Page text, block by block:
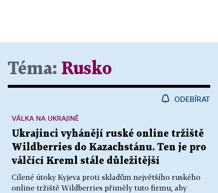
Téma: Rusko
ODEBÍRAT
Ukrajinci vyhánějí ruské online tržiště
Wildberries do Kazachstánu. Ten je pro
válčící Kreml stále důležitější
Cílené útoky Kyjeva proti skladům největšího ruského
online tržiště Wildberries přiměly tuto firmu, aby
VÁLKA NA UKRAJINĚ